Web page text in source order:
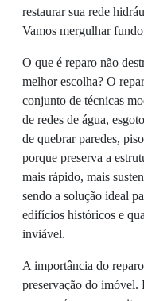
restaurar sua rede
Vamos mergulhar
O que é reparo não
melhor escolha? O
conjunto de técnicas
de redes de água,
de quebrar paredes,
porque preserva a
mais rápido, mais
sendo a solução ideal
edifícios históricos e
inviável.
A importância do
preservação do imóvel.